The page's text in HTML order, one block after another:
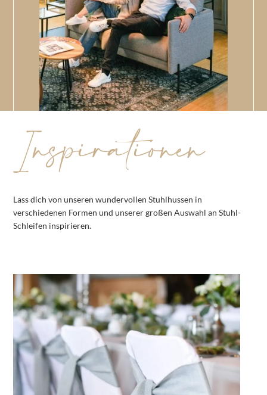
Inspirationen
Lass dich von unseren wundervollen Stuhlhussen in
verschiedenen Formen und unserer großen Auswahl an Stuhl-
Schleifen inspirieren.